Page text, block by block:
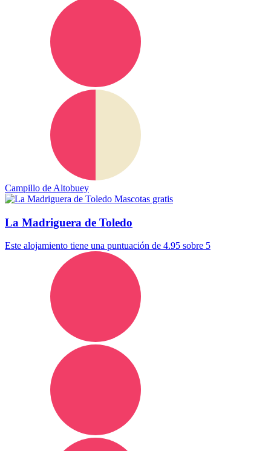
Campillo de Altobuey
Mascotas gratis
La Madriguera de Toledo
Este alojamiento tiene una puntuación de 4.95 sobre 5